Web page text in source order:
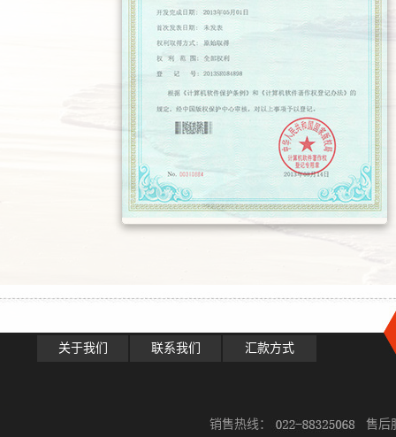
关于我们 联系我们 汇款方式
销售热线： 售后